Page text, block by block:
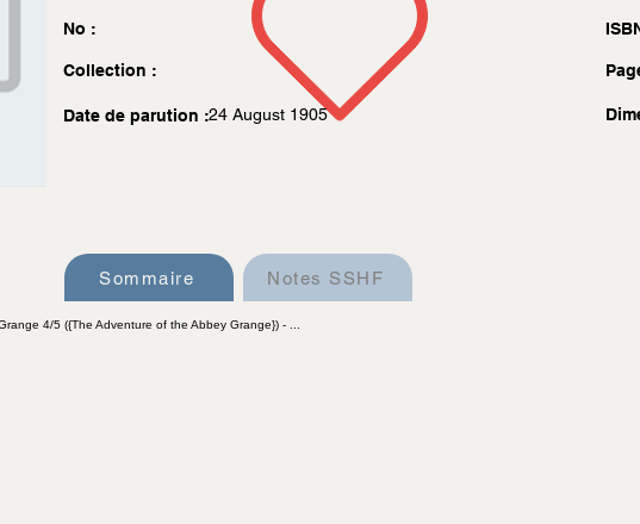
No :
Collection :
Date de parution :24 August 1905
Sommaire Notes SSHF
4/5 ({The Adventure of the Abbey Grange}) - ...